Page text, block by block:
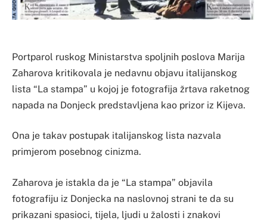
Portparol ruskog Ministarstva spoljnih poslova Marija
Zaharova kritikovala je nedavnu objavu italijanskog
lista “La stampa” u kojoj je fotografija žrtava raketnog
napada na Donjeck predstavljena kao prizor iz Kijeva.
Ona je takav postupak italijanskog lista nazvala
primjerom posebnog cinizma.
Zaharova je istakla da je “La stampa” objavila
fotografiju iz Donjecka na naslovnoj strani te da su
prikazani spasioci, tijela, ljudi u žalosti i znakovi